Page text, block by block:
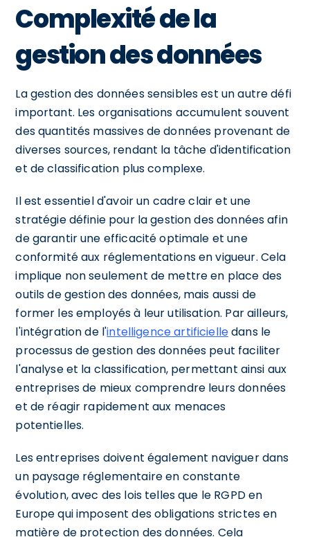
Complexité de la
gestion des données
La gestion des données sensibles est un autre défi
important. Les organisations accumulent souvent
des quantités massives de données provenant de
diverses sources, rendant la tâche d'identification
et de classification plus complexe.
Il est essentiel d'avoir un cadre clair et une
stratégie définie pour la gestion des données afin
de garantir une efficacité optimale et une
conformité aux réglementations en vigueur. Cela
implique non seulement de mettre en place des
outils de gestion des données, mais aussi de
former les employés à leur utilisation. Par ailleurs,
l'intégration de l'intelligence artificielledans le
processus de gestion des données peut faciliter
l'analyse et la classification, permettant ainsi aux
entreprises de mieux comprendre leurs données
et de réagir rapidement aux menaces
potentielles.
Les entreprises doivent également naviguer dans
un paysage réglementaire en constante
évolution, avec des lois telles que le RGPD en
Europe qui imposent des obligations strictes en
matière de protection des données. Cela